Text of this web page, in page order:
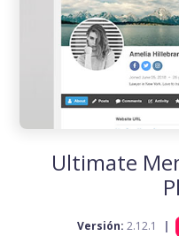
Ultimate
Versión: 2.12.1 |